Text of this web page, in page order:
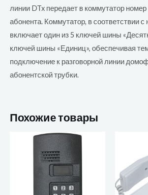
линии DTx передает в коммутатор
абонента. Коммутатор, в соответствии
включает один из 5 ключей шины
ключей шины «Единиц», обеспечивая
подключение к разговорной линии
абонентской трубки.
Похожие товары